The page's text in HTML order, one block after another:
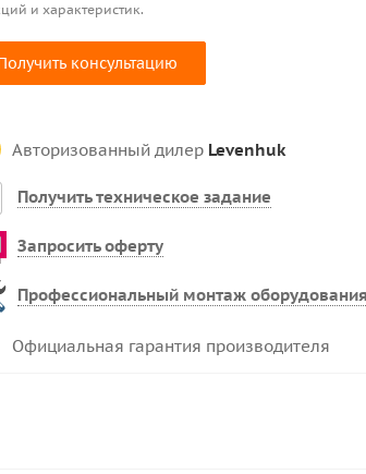
и характеристик.
консультацию
Авторизованный дилер Levenhuk
Получить техническое задание
Запросить оферту
Профессиональный монтаж оборудования
Официальная гарантия производителя